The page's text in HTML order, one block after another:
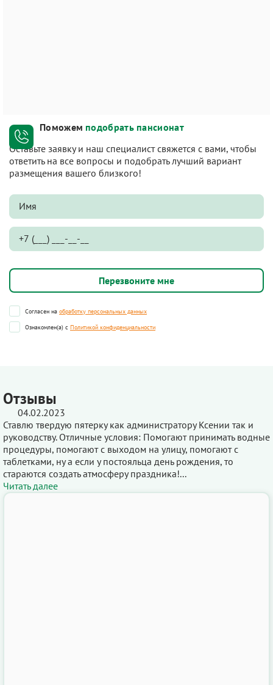
Поможем подобрать пансионат
Оставьте заявку и наш специалист свяжется с вами, чтобы
ответить на все вопросы и подобрать лучший вариант
размещения вашего близкого!
Согласен на обработку персональных данных
Ознакомлен(а) с Политикой конфиденциальности
Отзывы
04.02.2023
Ставлю твердую пятерку как администратору Ксении так и
руководству. Отличные условия: Помогают принимать водные
процедуры, помогают с выходом на улицу, помогают с
таблетками, ну а если у постояльца день рождения, то
стараются создать атмосферу праздника!...
Читать далее